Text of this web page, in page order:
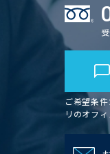
ご希望条
リのオフ